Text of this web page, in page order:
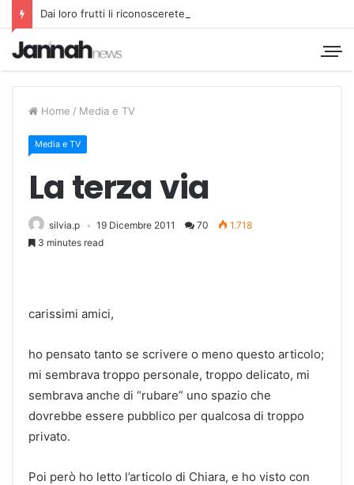
Dai loro frutti li riconoscerete
Home / Media e TV
Media e TV
La terza via
silvia.p 19 Dicembre 2011 70
1.718
3 minutes read
carissimi amici,
ho pensato tanto se scrivere o meno questo articolo;
mi sembrava troppo personale, troppo delicato, mi
sembrava anche di “rubare” uno spazio che
dovrebbe essere pubblico per qualcosa di troppo
privato.
Poi però ho letto l’articolo di Chiara, e ho visto con